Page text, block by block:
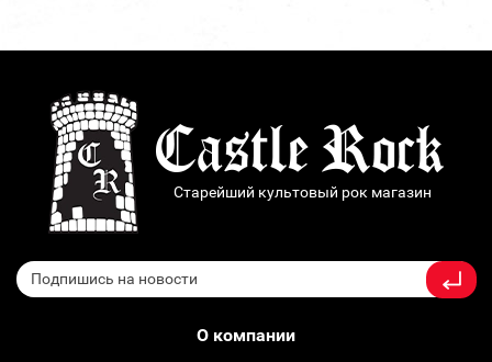
Старейший культовый рок магазин
О компании